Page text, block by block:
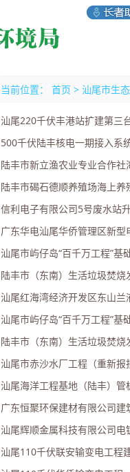
当前位置： 首页 > 汕尾市生
汕尾220千伏丰港站扩建第三
500千伏陆丰核电一期接入系
陆丰市新立渔农业专业合作
陆丰市碣石德顺养殖场海上
信利电子有限公司5号废水站
广东华电汕尾华侨管理区新
汕尾市屿仔岛“百千万工程”
陆丰市（东南）生活垃圾焚
汕尾红海湾经济开发区东山
汕尾市屿仔岛“百千万工程”
陆丰市（东南）生活垃圾焚
汕尾市赤沙水厂工程（重新
汕尾海洋工程基地（陆丰）
广东恒聚环保建材有限公司
汕尾辉顺金属科技有限公司
汕尾110千伏联安输变电工程